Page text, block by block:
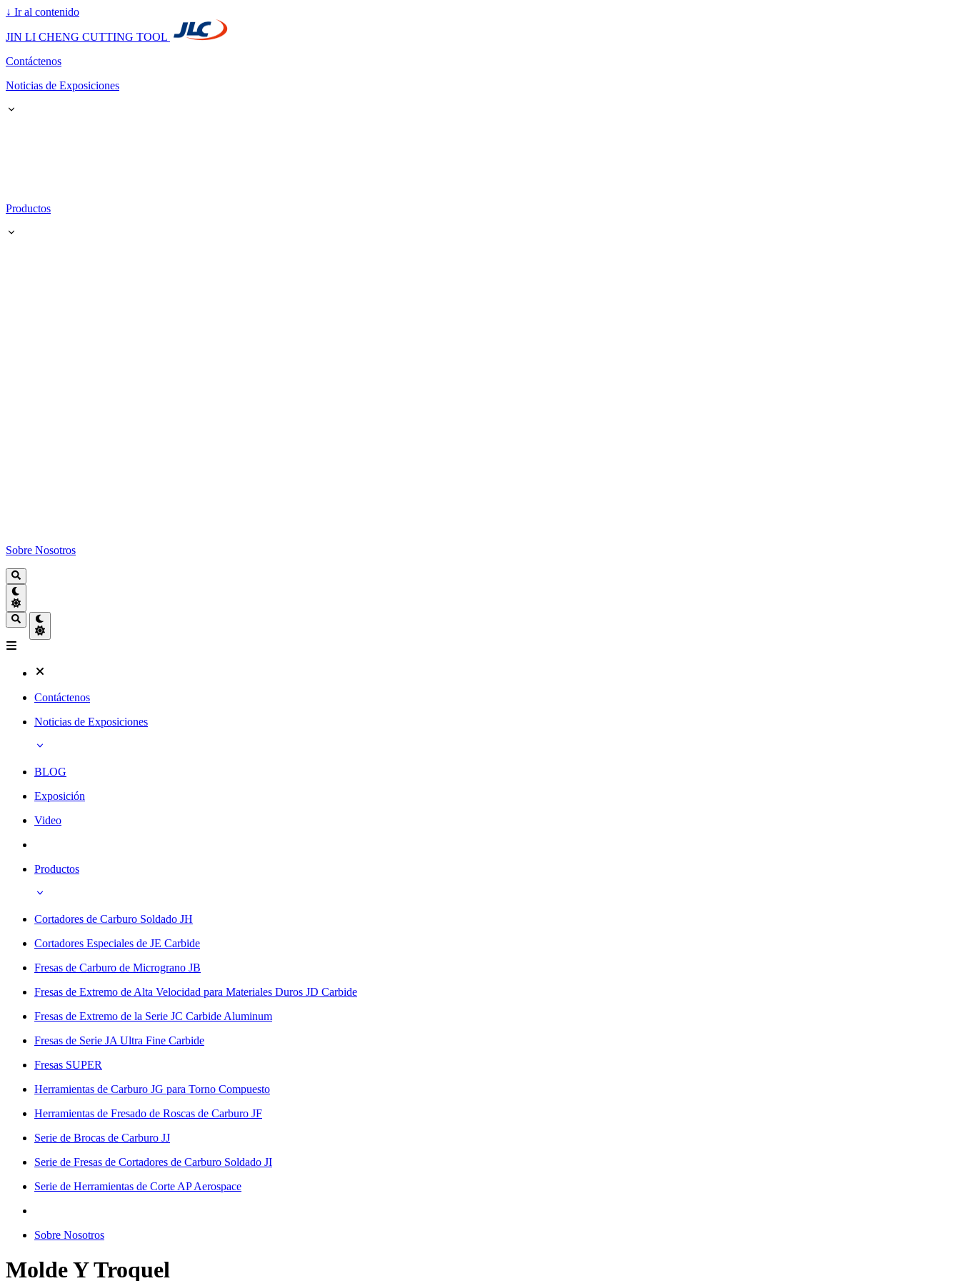
↓ Ir al contenido
JIN LI CHENG CUTTING TOOL
Contáctenos
Noticias de Exposiciones
Productos
Sobre Nosotros
Contáctenos
Noticias de Exposiciones
BLOG
Exposición
Video
Productos
Cortadores de Carburo Soldado JH
Cortadores Especiales de JE Carbide
Fresas de Carburo de Micrograno JB
Fresas de Extremo de Alta Velocidad para Materiales Duros JD Carbide
Fresas de Extremo de la Serie JC Carbide Aluminum
Fresas de Serie JA Ultra Fine Carbide
Fresas SUPER
Herramientas de Carburo JG para Torno Compuesto
Herramientas de Fresado de Roscas de Carburo JF
Serie de Brocas de Carburo JJ
Serie de Fresas de Cortadores de Carburo Soldado JI
Serie de Herramientas de Corte AP Aerospace
Sobre Nosotros
Molde Y Troquel